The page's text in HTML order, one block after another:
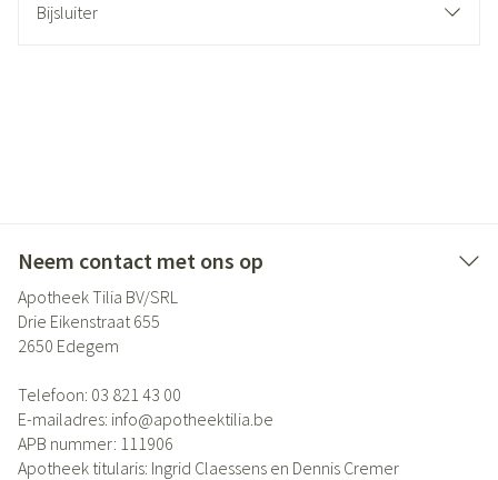
Bijsluiter
Neem contact met ons op
Apotheek Tilia BV/SRL
Drie Eikenstraat 655
2650 Edegem
Telefoon: 03 821 43 00
E-mailadres: info@apotheektilia.be
APB nummer: 111906
Apotheek titularis: Ingrid Claessens en Dennis Cremer